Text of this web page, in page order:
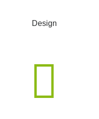
Design